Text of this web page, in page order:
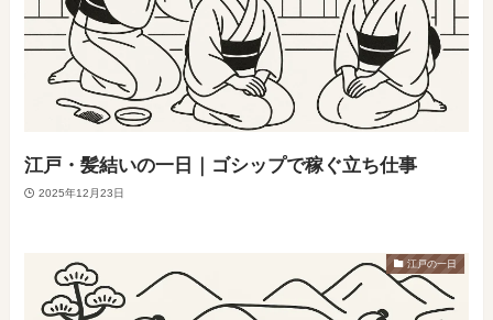
江戸・髪結いの一日｜ゴシップで稼ぐ立ち仕事
2025年12月23日
江戸の一日